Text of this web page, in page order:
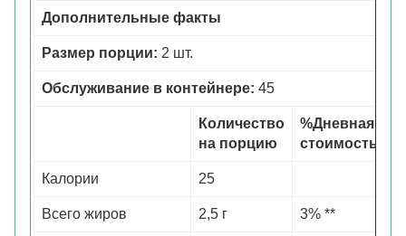
Дополнительные факты
Размер порции: 2 шт.
Обслуживание в контейнере: 45
Количество
на порцию
%Дневная
стоимость
Калории 25
Всего жиров 2,5 г 3% **